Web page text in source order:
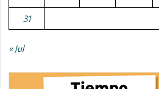
31
« Jul